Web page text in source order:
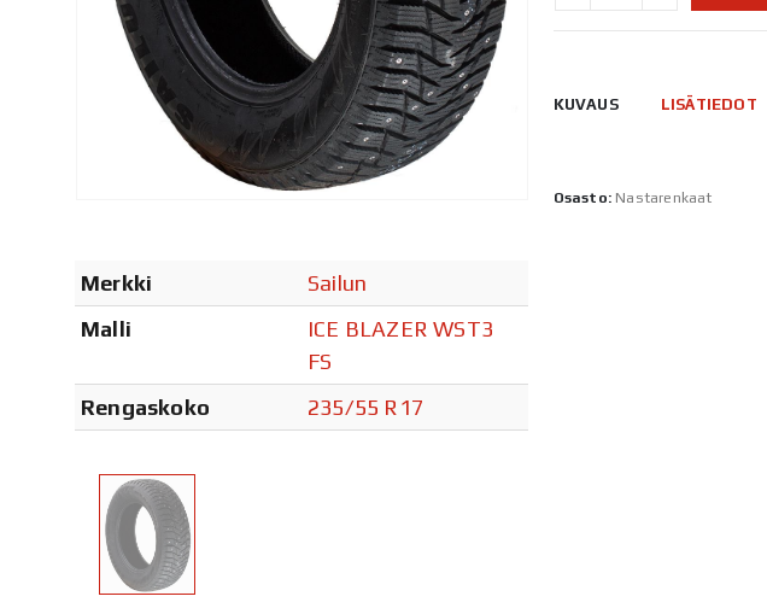
Merkki
Sailun
Malli
ICE BLAZER WST3
FS
Rengaskoko
235/55 R17
KUVAUS LISÄTIEDOT
Osasto: Nastarenkaat